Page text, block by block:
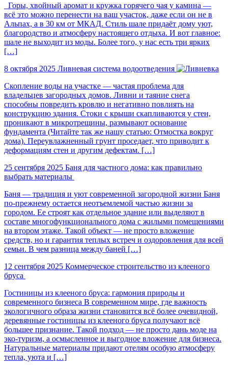
Горы, хвойный аромат и кружка горячего чая у камина —
всё это можно перенести на ваш участок, даже если он не в
Альпах, а в 30 км от МКАД. Стиль шале придаёт дому уют,
благородство и атмосферу настоящего отдыха. И вот главное:
шале не выходит из моды. Более того, у нас есть три ярких
[…]
8 октября 2025 Ливневая система водоотведения
Скопление воды на участке — частая проблема для
владельцев загородных домов. Ливни и таяние снега
способны повредить кровлю и негативно повлиять на
конструкцию здания. Стоки с крыши скапливаются у стен,
проникают в микротрещины, размывают основание
фундамента (Читайте так же нашу статью: Отмостка вокруг
дома). Переувлажненный грунт проседает, что приводит к
деформациям стен и другим дефектам. […]
25 сентября 2025 Баня для частного дома: как правильно
выбрать материалы
Баня — традиция и уют современной загородной жизни Баня
по-прежнему остается неотъемлемой частью жизни за
городом. Ее строят как отдельное здание или выделяют в
составе многофункционального дома с жилыми помещениями
на втором этаже. Такой объект — не просто вложение
средств, но и гарантия теплых встреч и оздоровления для всей
семьи. В чем разница между баней […]
12 сентября 2025 Коммерческое строительство из клееного
бруса
Гостиницы из клееного бруса: гармония природы и
современного бизнеса В современном мире, где важность
экологичного образа жизни становится всё более очевидной,
деревянные гостиницы из клееного бруса получают всё
большее признание. Такой подход — не просто дань моде на
эко-туризм, а осмысленное и выгодное вложение для бизнеса.
Натуральные материалы придают отелям особую атмосферу
тепла, уюта и […]